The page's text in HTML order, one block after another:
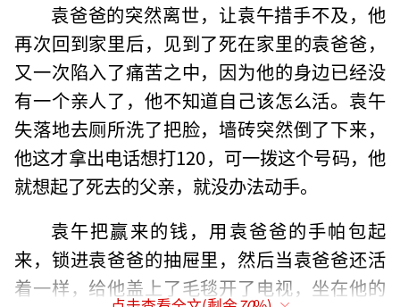
袁爸爸的突然离世，让袁午措手不及，他
再次回到家里后，见到了死在家里的袁爸爸，
又一次陷入了痛苦之中，因为他的身边已经没
有一个亲人了，他不知道自己该怎么活。袁午
失落地去厕所洗了把脸，墙砖突然倒了下来，
他这才拿出电话想打120，可一拨这个号码，他
就想起了死去的父亲，就没办法动手。
袁午把赢来的钱，用袁爸爸的手帕包起
来，锁进袁爸爸的抽屉里，然后当袁爸爸还活
着一样，给他盖上了毛毯开了电视，坐在他的